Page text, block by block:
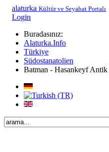
alaturka Kültür ve Seyahat Portalı
Login
Buradasınız:
Alaturka.Info
Türkiye
Südostanatolien
Batman - Hasankeyf